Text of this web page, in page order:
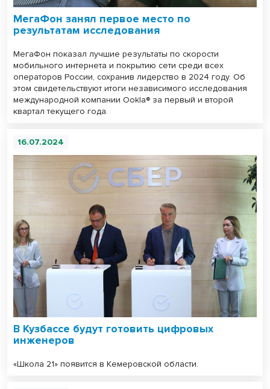
МегаФон занял первое место по
результатам исследования
МегаФон показал лучшие результаты по скорости
мобильного интернета и покрытию сети среди всех
операторов России, сохранив лидерство в 2024 году. Об
этом свидетельствуют итоги независимого исследования
международной компании Ookla® за первый и второй
квартал текущего года.
16.07.2024
В Кузбассе будут готовить цифровых
инженеров
«Школа 21» появится в Кемеровской области.